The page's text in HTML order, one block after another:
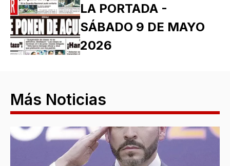
LA PORTADA -
SÁBADO 9 DE MAYO
2026
Más Noticias